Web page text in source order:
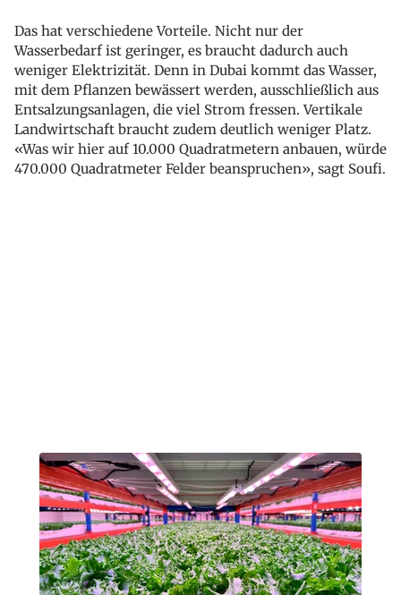
Das hat verschiedene Vorteile. Nicht nur der
Wasserbedarf ist geringer, es braucht dadurch auch
weniger Elektrizität. Denn in Dubai kommt das Wasser,
mit dem Pflanzen bewässert werden, ausschließlich aus
Entsalzungsanlagen, die viel Strom fressen. Vertikale
Landwirtschaft braucht zudem deutlich weniger Platz.
«Was wir hier auf 10.000 Quadratmetern anbauen, würde
470.000 Quadratmeter Felder beanspruchen», sagt Soufi.